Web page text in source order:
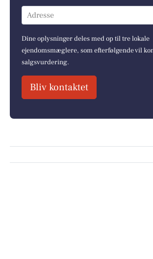
Adresse
Dine oplysninger deles med op til tre lokale
ejendomsmæglere, som efterfølgende vil
salgsvurdering.
Bliv kontaktet